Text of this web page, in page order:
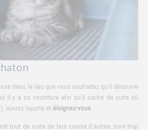
dans le lieu que vous souhaitez qu’il découvre
il y a sa nourriture afin qu’il sache de suite où
ouvrez laporte et éloignez-vous.
tout de suite de leur caisse,d’autres sont trop